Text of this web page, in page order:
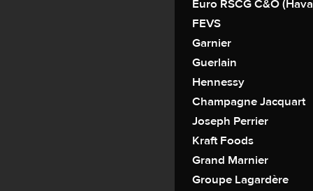
Euro RSCG C&O
FEVS
Garnier
Guerlain
Hennessy
Champagne Jacquart
Joseph Perrier
Kraft Foods
Grand Marnier
Groupe Lagardère